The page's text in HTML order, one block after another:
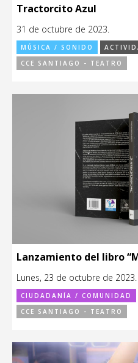
Tractorcito Azul
31 de octubre de 2023.
MÚSICA / SONIDO
CCE SANTIAGO - TEATRO
Lanzamiento del libro
Lunes, 23 de octubre de 2023.
CIUDADANÍA / COMUNIDAD
CCE SANTIAGO - TEATRO